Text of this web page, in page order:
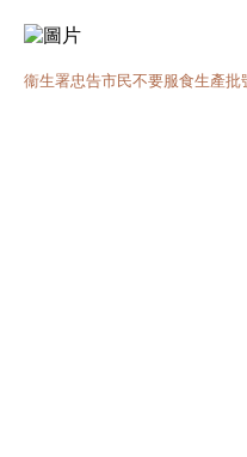
衞生署忠告市民不要服食生產批